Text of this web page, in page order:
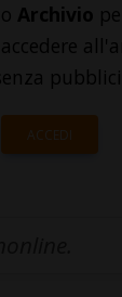
Archivio
ACCEDI